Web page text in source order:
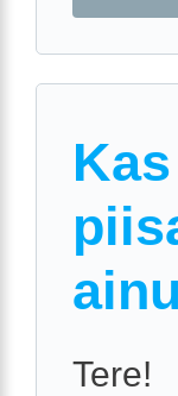
Tere!